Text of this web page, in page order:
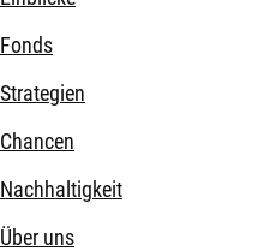
Fonds
Strategien
Chancen
Nachhaltigkeit
Über uns